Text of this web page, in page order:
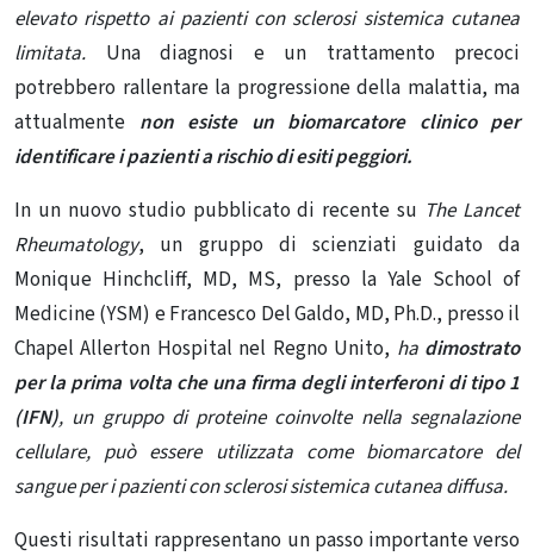
elevato rispetto ai pazienti con sclerosi sistemica cutanea
limitata. Una diagnosi e un trattamento precoci
potrebbero rallentare la progressione della malattia, ma
attualmente non esiste un biomarcatore clinico per
identificare i pazienti a rischio di esiti peggiori.
In un nuovo studio pubblicato di recente su The Lancet
Rheumatology, un gruppo di scienziati guidato da
Monique Hinchcliff, MD, MS, presso la Yale School of
Medicine (YSM) e Francesco Del Galdo, MD, Ph.D., presso il
Chapel Allerton Hospital nel Regno Unito, ha dimostrato
per la prima volta che una firma degli interferoni di tipo 1
(IFN), un gruppo di proteine ​​coinvolte nella segnalazione
cellulare, può essere utilizzata come biomarcatore del
sangue per i pazienti con sclerosi sistemica cutanea diffusa.
Questi risultati rappresentano un passo importante verso